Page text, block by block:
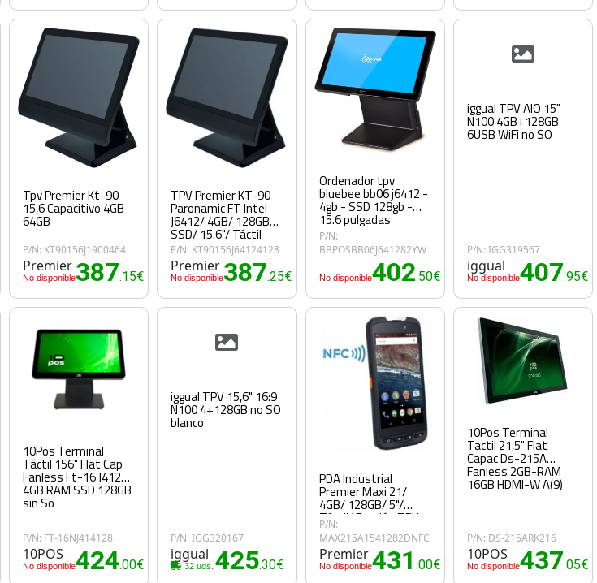
Tpv Premier Kt-90
15,6 Capacitivo 4GB
64GB
P/N: KT90156J1900464
Premier
No disponible387.15€
TPV Premier KT-90
Paronamic FT Intel
J6412/ 4GB/ 128GB
SSD/ 15.6"/ Táctil
P/N: KT90156J64124128
Premier
No disponible387.25€
Ordenador tpv
bluebee bb06 j6412 -
4gb - SSD 128gb -
15.6 pulgadas
P/N:
BBPOSBB06J641282YW
No disponible402.50€
iggual TPV AIO 15"
N100 4GB+128GB
6USB WiFi no SO
P/N: IGG319567
iggual
No disponible407.95€
10Pos Terminal
Táctil 156" Flat Cap
Fanless Ft-16 J4125
4GB RAM SSD 128GB
sin So
P/N: FT-16NJ414128
10POS
No disponible424.00€
iggual TPV 15,6" 16:9
N100 4+128GB no SO
blanco
P/N: IGG320167
iggual
32 uds. 425.30€
PDA Industrial
Premier Maxi 21/
4GB/ 128GB/ 5"/
Táctil/ Función TPV
P/N:
MAX215A1541282DNFC
Premier
No disponible431 .00€
10Pos Terminal
Tactil 21,5" Flat
Capac Ds-215A
Fanless 2GB-RAM
16GB HDMI-W A(9)
P/N: DS-215ARK216
10POS
No disponible437.05€